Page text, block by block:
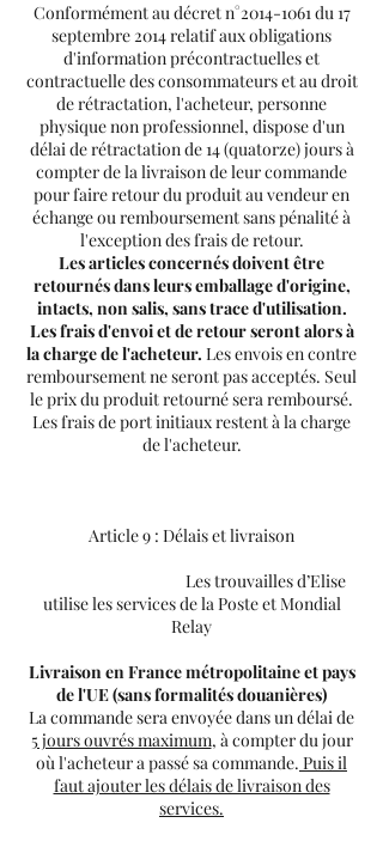
Conformément au décret n°2014-1061du 17
septembre 2014 relatif aux obligations
d'information précontractuelles et
contractuelle des consommateurs et au droit
de rétractation, l'acheteur, personne
physique non professionnel, dispose d'un
délai de rétractation de 14 (quatorze) jours à
compter de la livraison de leur commande
pour faire retour du produit au vendeur en
échange ou remboursement sans pénalité à
l'exception des frais de retour.
Les articles concernés doivent être
retournés dans leurs emballage d'origine,
intacts, non salis, sans trace d'utilisation.
Les frais d'envoi et de retour seront alors à
la charge de l'acheteur. Les envois en contre
remboursement ne seront pas acceptés. Seul
le prix du produit retourné sera remboursé.
Les frais de port initiaux restent à la charge
de l'acheteur.
Article 9 : Délais et livraison
Les trouvailles d’Elise
utilise les services de la Poste et Mondial
Relay
Livraison en France métropolitaine et pays
de l'UE (sans formalités douanières)
La commande sera envoyée dans un délai de
5 jours ouvrés maximum, à compter du jour
où l'acheteur a passé sa commande. Puis il
faut ajouter les délais de livraison des
services.